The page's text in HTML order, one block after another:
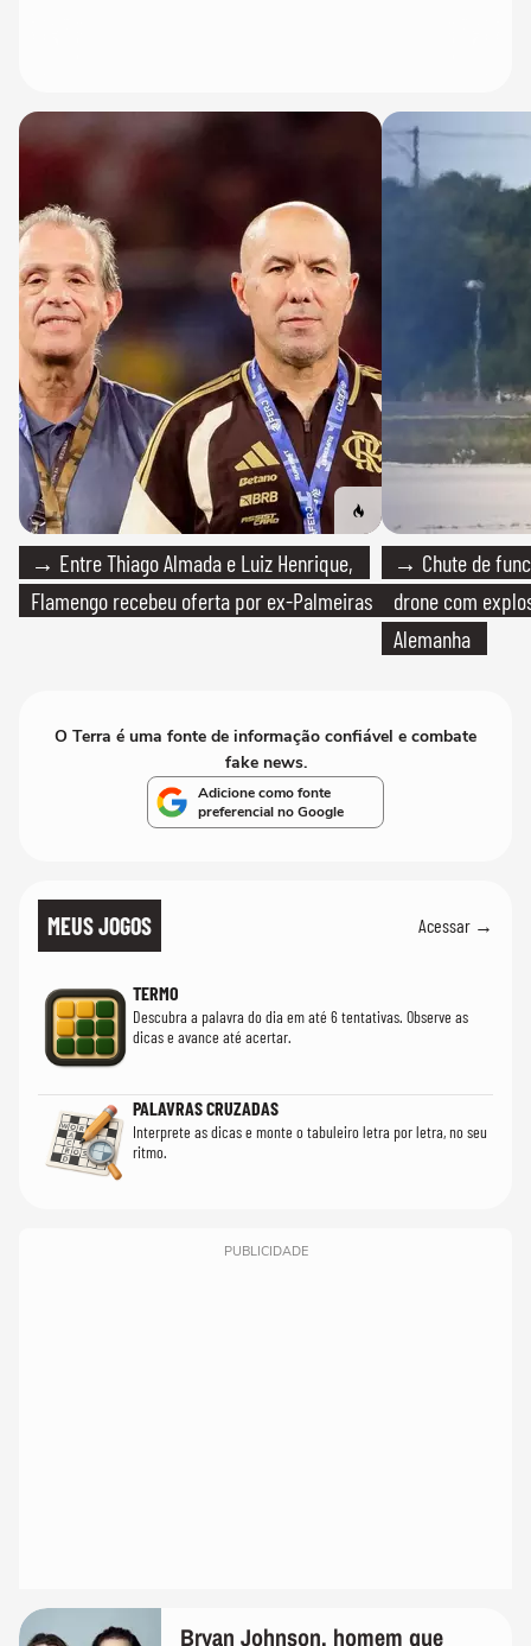
→ Entre Thiago Almada e Luiz Henrique,
Flamengo recebeu oferta por ex-Palmeiras
→ Chute de
drone com
Alemanha
O Terra é uma fonte de informação confiável e combate
fake news.
Adicione como fonte
preferencial no Google
MEUS JOGOS Acessar →
TERMO
Descubra a palavra do dia em até 6 tentativas. Observe as
dicas e avance até acertar.
PALAVRAS CRUZADAS
Interprete as dicas e monte o tabuleiro letra por letra, no seu
ritmo.
PUBLICIDADE
Bryan Johnson, homem que